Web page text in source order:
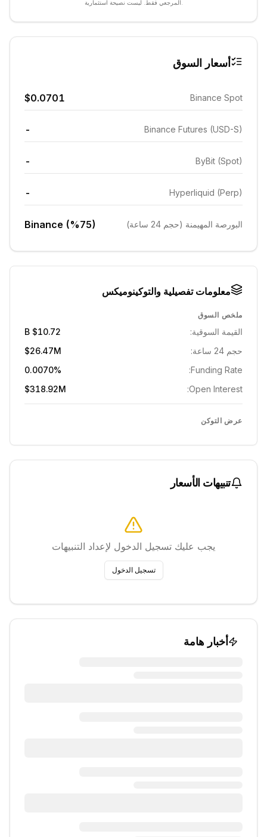
أسعار السوق
Binance Spot
$0.0701
Binance Futures (USD-S)
-
ByBit (Spot)
-
Hyperliquid (Perp)
-
البورصة المهيمنة (حجم 24 ساعة) Binance (%75)
معلومات تفصيلية والتوكينوميكس
ملخص السوق
القيمة السوقية:
$10.72 B
حجم 24 ساعة:
$26.47M
Funding Rate:
0.0070%
Open Interest:
$318.92M
عرض التوكن
تنبيهات الأسعار
يجب عليك تسجيل الدخول لإعداد التنبيهات
تسجيل الدخول
أخبار هامة